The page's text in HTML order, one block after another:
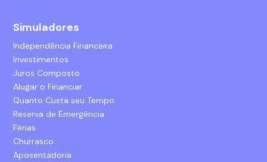
Simuladores
Independência Financeira
Investimentos
Juros Composto
Alugar o Financiar
Quanto Custa seu Tempo
Reserva de Emergência
Férias
Churrasco
Aposentadoria